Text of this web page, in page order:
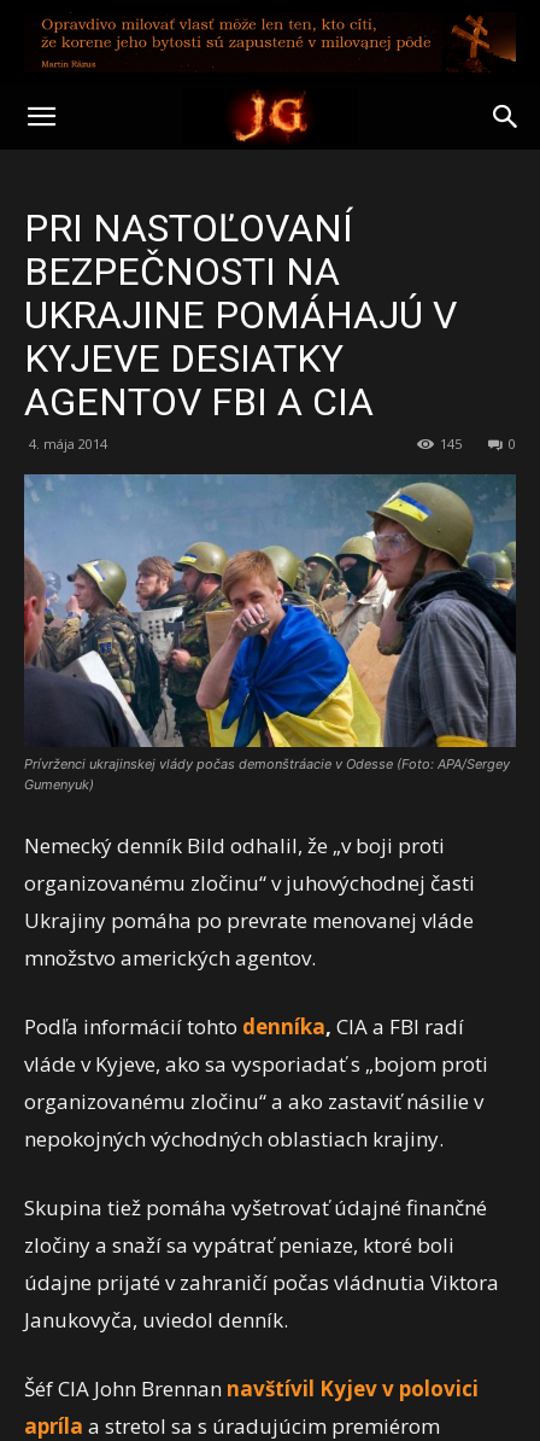
PRI NASTOĽOVANÍ
BEZPEČNOSTI NA
UKRAJINE POMÁHAJÚ V
KYJEVE DESIATKY
AGENTOV FBI A CIA
4. mája 2014 0
145
Prívrženci ukrajinskej vlády počas demonštráacie v Odesse (Foto: APA/Sergey
Gumenyuk)
Nemecký denník Bild odhalil, že „v boji proti
organizovanému zločinu“ v juhovýchodnej časti
Ukrajiny pomáha po prevrate menovanej vláde
množstvo amerických agentov.
Podľa informácií tohto denníka, CIA a FBI radí
vláde v Kyjeve, ako sa vysporiadať s „bojom proti
organizovanému zločinu“ a ako zastaviť násilie v
nepokojných východných oblastiach krajiny.
Skupina tiež pomáha vyšetrovať údajné finančné
zločiny a snaží sa vypátrať peniaze, ktoré boli
údajne prijaté v zahraničí počas vládnutia Viktora
Janukovyča, uviedol denník.
Šéf CIA John Brennan navštívil Kyjev v polovici
apríla a stretol sa s úradujúcim premiérom